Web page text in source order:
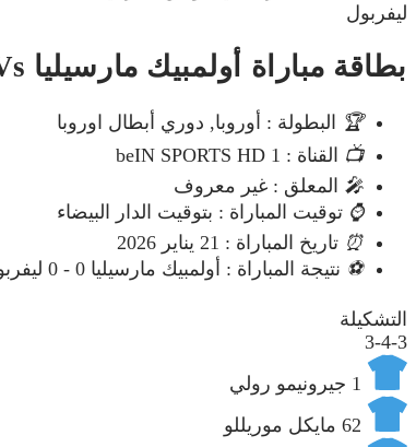
ليفربول
بطاقة مباراة أولمبيك مارسيليا Vs ليفربول
🏆
البطولة : أوروبا, دوري أبطال اوروبا
📺 القناة : beIN SPORTS HD 1
🎤 المعلق : غير معروف
⌚ توقيت المباراة : بتوقيت الدار البيضاء
⏰ تاريخ المباراة : 21 يناير 2026
⚽ نتيجة المباراة : أولمبيك مارسيليا 0 - 0 ليفربول
التشكيلة
3-4-3
1 جيرونيمو رولي
62 مايكل موريللو